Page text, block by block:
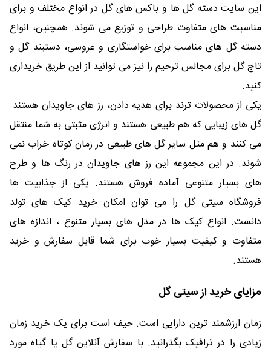
این سایت دسته گل ها و باکس های گل در انواع مختلف و برای
مناسبت های متفاوت طراحی و توزیع می شوند. همچنین، انواع
دسته گل های مناسب برای خواستگاری و عروسی، دستبند گل و
تاج گل برای مجالس ترحیم را نیز می توانید از این طریق خریداری
کنید.
یکی از محصولات ترند برای هدیه دادن، رز های جاویدان هستند.
گل های زیبایی که هم طبیعی هستند و انرژی مثبتی به شما منتقل
می کنند و هم مثل سایر گل های طبیعی در زمان کوتاه خراب نمی
شوند. در این مجموعه این رز های جاویدان در رنگ ها و طرح
های بسیار متنوعی آماده فروش هستند. یکی از جذابیت ها
فروشگاه سیتی گل را می توان امکان خرید کیک های تولد
دانست. انواع کیک ها در مدل های بسیار متنوع ، اندازه های
متفاوت و کیفیت بسیار خوب برای شما قابل سفارش و خرید
هستند.
مزایای خرید از سیتی گل
زمان ارزشمند ترین دارایی است. حیف است برای یک خرید زمان
زیادی را در ترافیک بگذرانید. با سفارش آنلاین گل یا گیاه مورد